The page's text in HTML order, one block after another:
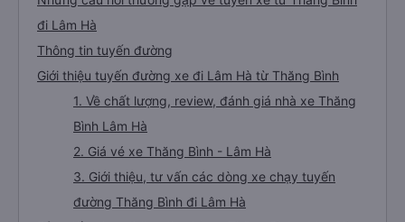
đi Lâm Hà
Thông tin tuyến đường
Giới thiệu tuyến đường xe đi Lâm Hà từ Thăng Bình
1. Về chất lượng, review, đánh giá nhà xe Thăng
Bình Lâm Hà
2. Giá vé xe Thăng Bình - Lâm Hà
3. Giới thiệu, tư vấn các dòng xe chạy tuyến
đường Thăng Bình đi Lâm Hà